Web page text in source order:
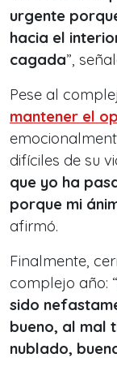
urgente
hacia el
cagada”,
Pese al
mantener el
difíciles de su
que yo ha
porque mi
afirmó.
Finalmente,
complejo año: “
sido
bueno, al mal
nublado,